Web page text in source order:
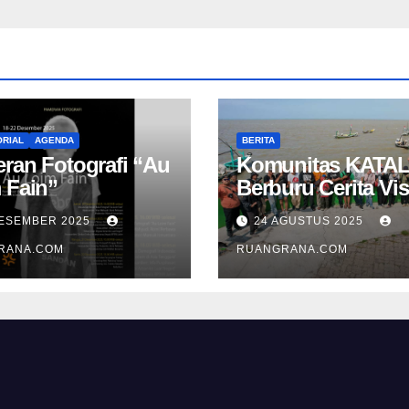
AGENDA
Fotografi “Au
2025
BERITA
Komunitas
Berburu Cerita
di Pesisir
24 AGUSTUS 2025
RUANGRANA.COM